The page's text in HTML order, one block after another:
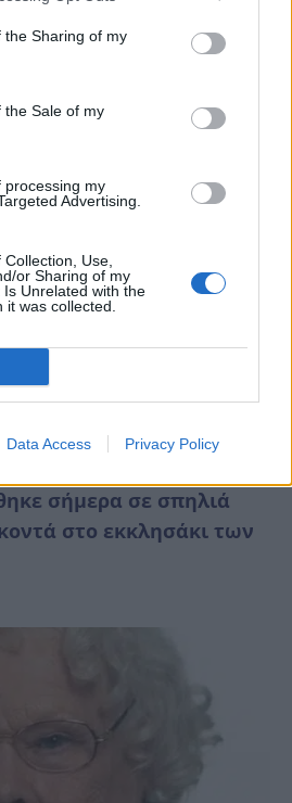
the Sharing of my
the Sale of my
processing my
Advertising.
Use,
or Sharing of my
Unrelated with the
was collected.
Data Access Privacy Policy
«Δεν θα επιτρέψουμε
στις αναδασωτέες
της Αττικής»
σήμερα σε σπηλιά
στο εκκλησάκι των